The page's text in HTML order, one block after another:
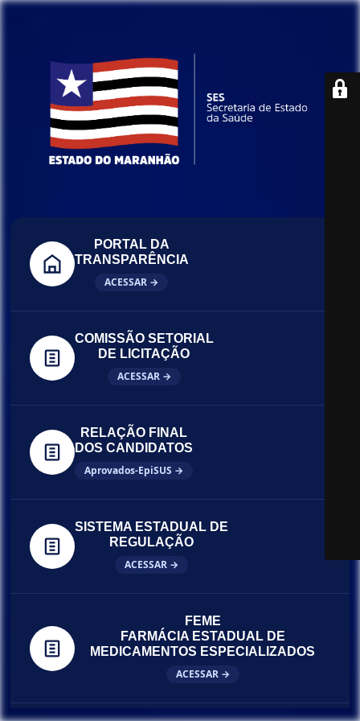
PORTAL DA
TRANSPARÊNCIA
ACESSAR →
COMISSÃO SETORIAL
DE LICITAÇÃO
ACESSAR →
RELAÇÃO FINAL
DOS CANDIDATOS
Aprovados-EpiSUS →
SISTEMA ESTADUAL DE
REGULAÇÃO
ACESSAR →
FEME
FARMÁCIA ESTADUAL DE
MEDICAMENTOS ESPECIALIZADOS
ACESSAR →